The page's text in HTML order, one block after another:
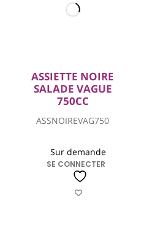
ASSIETTE NOIRE
SALADE VAGUE
750CC
ASSNOIREVAG750
Sur demande
SE CONNECTER